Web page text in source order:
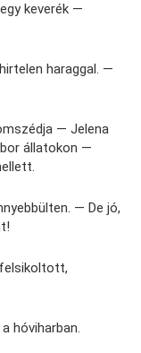
keverék —
haraggal. —
— Jelena
állatokon —
— De jó,
hóviharban.